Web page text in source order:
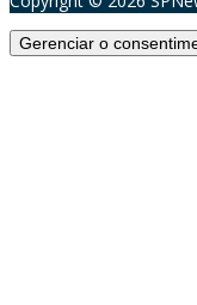
Gerenciar o